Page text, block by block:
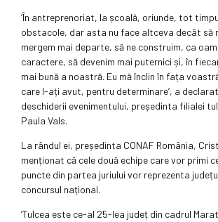
‘În antreprenoriat, la școală, oriunde, tot
obstacole, dar asta nu face altceva decât să
mergem mai departe, să ne construim, ca
caractere, să devenim mai puternici și, în
mai bună a noastră. Eu mă înclin în fața
care l-ați avut, pentru determinare’, a
deschiderii evenimentului, președinta filialei
Paula Vals.
La rândul ei, președinta CONAF România,
menționat că cele două echipe care vor primi
puncte din partea juriului vor reprezenta
concursul național.
‘Tulcea este ce-al 25-lea județ din cadrul